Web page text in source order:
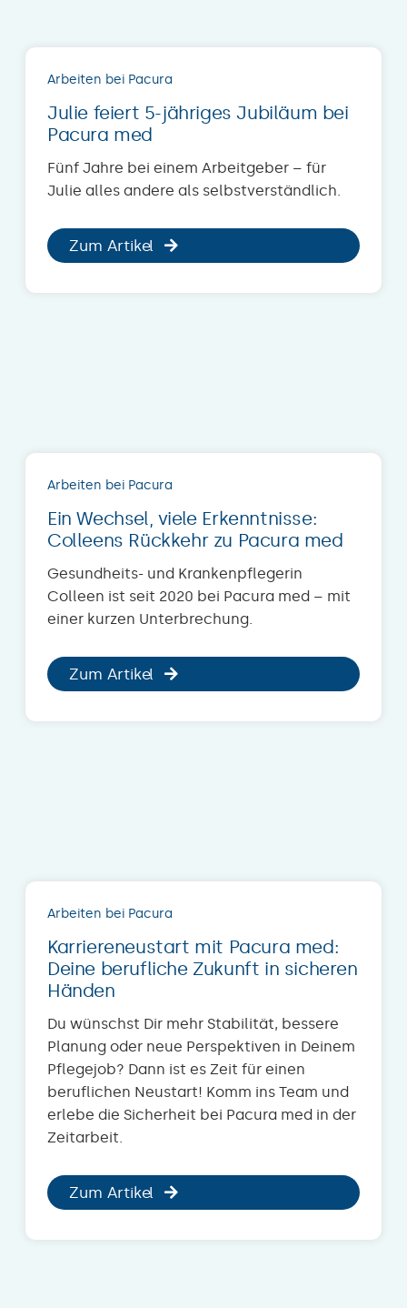
Arbeiten bei Pacura
Julie feiert 5-jähriges Jubiläum bei
Pacura med
Fünf Jahre bei einem Arbeitgeber – für
Julie alles andere als selbstverständlich.
Zum Artikel
Arbeiten bei Pacura
Ein Wechsel, viele Erkenntnisse:
Colleens Rückkehr zu Pacura med
Gesundheits- und Krankenpflegerin
Colleen ist seit 2020 bei Pacura med – mit
einer kurzen Unterbrechung.
Zum Artikel
Arbeiten bei Pacura
Karriereneustart mit Pacura med:
Deine berufliche Zukunft in sicheren
Händen
Du wünschst Dir mehr Stabilität, bessere
Planung oder neue Perspektiven in Deinem
Pflegejob? Dann ist es Zeit für einen
beruflichen Neustart! Komm ins Team und
erlebe die Sicherheit bei Pacura med in der
Zeitarbeit.
Zum Artikel